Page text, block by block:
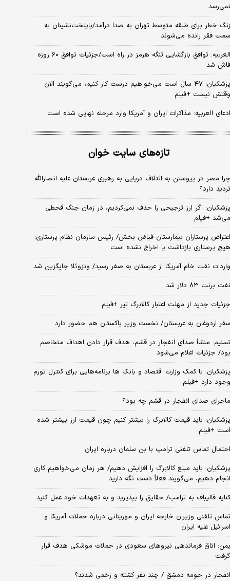
نمی‌رسد
زنگ خطر برای طبقه متوسط تهران به صدا درآمد/پایتخت‌نشینان به
سمت فقر رانده می‌شوند
العربیه: توافق بازگشایی تنگه هرمز در راه است/جزئیات توافق ۶۰ روزه
فاش شد
پزشکیان: ۴۷ سال است می‌خواهیم درست کار کنیم، می‌گویند الان
وقتش نیست +فیلم
ادعای العربیه: مذاکرات ایران و آمریکا وارد مرحله نهایی شده است
تازه‌های سایت خوان
چرا مصر در پیوستن به ائتلاف دریایی به رهبری عربستان علیه انصارالله
تردید دارد؟
پزشکیان: اگر ارز ترجیحی را حذف نمی‌کردیم، در زمان جنگ قحطی
می‌شد +فیلم
اعتراض پرستاران بیمارستان فیاض بخش/ رئیس سازمان نظام پرستاری:
هیچ پرستاری بازداشت یا اخراج نشده است
واردات نفت خام آمریکا از عربستان به صفر رسید/ ونزوئلا جایگزین شد
نفت برنت ۸۳ دلار شد
جزئیات جدید از مهلت اعتبار کالابرگ تیر +فیلم
سفر اردوغان به عربستان/ نخست وزیر پاکستان هم حضور دارد
تسنیم: منشأ صدای انفجار در قشم، هدف قرار دادن اهداف متخاصم
بود/ جزئیات اعلام می‌شود
پزشکیان: با کمک وزارت اقتصاد و بانک ها برنامه‌هایی برای کنترل تورم
وجود دارد +فیلم
ماجرای صدای انفجار در قشم چه بود؟
پزشکیان: باید قیمت کالابرگ را بیشتر کنیم چون قیمت ارز بیشتر شده
است +فیلم
احتمال تماس تلفنی ترامپ با بن سلمان درباره ایران
پزشکیان: باید مبلغ کالابرگ را افزایش دهیم/ هر زمان می‌خواهیم کاری
انجام دهیم، می‌گویند فعلاً دست نگه دارید
کنایه قالیباف به ترامپ/ حقایق را بپذیرید و به تعهدات خود عمل کنید
تماس تلفنی وزیران خارجه ایران و موریتانی درباره حملات آمریکا و
اسرائیل علیه ایران
یمن: اتاق فرماندهی نیروهای سعودی در حملات موشکی هدف قرار
گرفت
انفجار در حومه دمشق / چند نفر کشته و زخمی شدند؟